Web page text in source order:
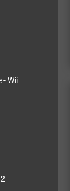
- Wii